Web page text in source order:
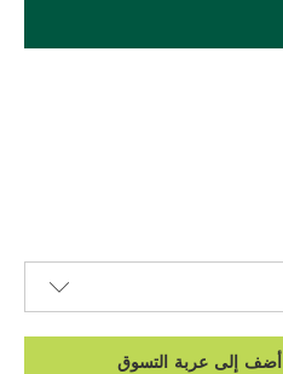
أضف إلى عربة التسوق